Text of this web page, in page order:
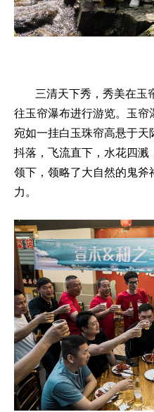
三清天下秀，秀美在玉
往玉帘瀑布进行游览。玉
宛如一挂白玉珠帘高悬于天
抖落，飞流直下，水花四
领下，领略了大自然的鬼
力。